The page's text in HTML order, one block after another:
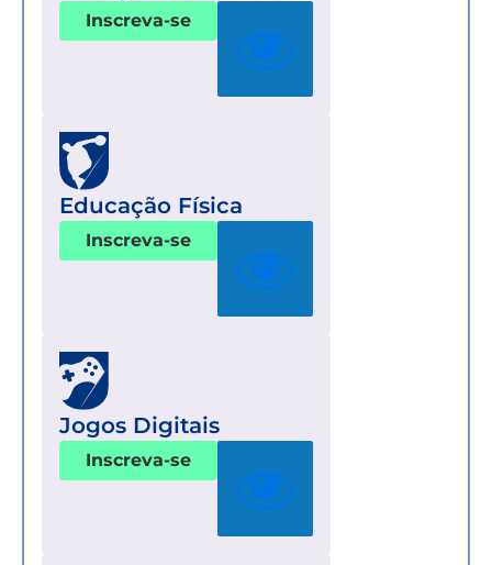
Inscreva-se
Educação Física
Inscreva-se
Jogos Digitais
Inscreva-se